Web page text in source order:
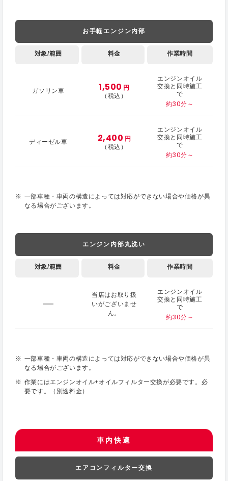
お手軽エンジン内部
対象/範囲 料金 作業時間
ガソリン車 1,500 円
（税込）
エンジンオイル
交換と同時施工
で
約30分～
ディーゼル車 2,400 円
（税込）
エンジンオイル
交換と同時施工
で
約30分～
一部車種・車両の構造によっては対応ができない場合や価格が異
なる場合がございます。
エンジン内部丸洗い
対象/範囲 料金 作業時間
当店はお取り扱
いがございませ
ん。
エンジンオイル
交換と同時施工
で
約30分～
一部車種・車両の構造によっては対応ができない場合や価格が異
なる場合がございます。
作業にはエンジンオイル+オイルフィルター交換が必要です。必
要です。（別途料金）
車内快適
エアコンフィルター交換